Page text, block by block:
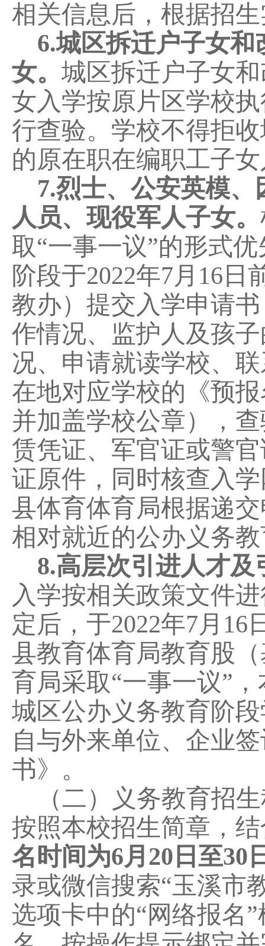
相关信息后 ，根据招生
6.城区拆迁户子女和
女。 城区拆迁户子女
女入学按原片区学校
行查验。学校不得拒
的原在职在编职工子
7.烈士、公安英模、
人员、现役军人子女。
取“一事一议”的形式
阶段于2022年7月 16 日
教办） 提交入学申请
作情况、监护人及孩
况、申请就读学校、
在地对应学校的《预
并加盖学校公章），
赁凭证、军官证或警
证原件，同时核查入
县体育体育局根据递
相对就近的公办义务
8.高层次引进人才
入学按相关政策文件
定后，于2022年7月 16
县教育体育局教育股
育局采取“一事一议”
城区公办义务教育阶
自与外来单位、企业
书》。
（二）义务教育招
按照本校招生简章，
名时间为6月 20 日至30
录或微信搜索“玉溪市
选项卡中的“网络报名